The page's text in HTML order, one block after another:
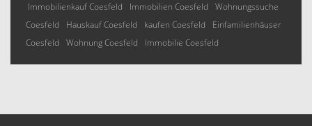
Immobilienkauf Coesfeld
Immobilien Coesfeld
Wohnungssuche
Coesfeld
Hauskauf Coesfeld kaufen Coesfeld
Einfamilienhäuser
Coesfeld
Wohnung Coesfeld Immobilie Coesfeld